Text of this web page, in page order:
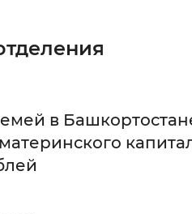
Увеличенный
между буквами
в